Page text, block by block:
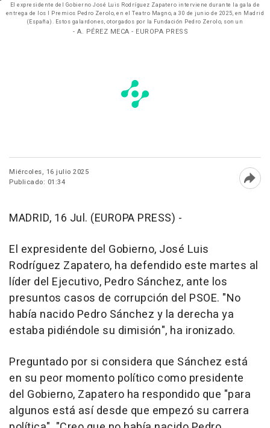
El expresidente del Gobierno José Luis Rodríguez Zapatero interviene durante la gala de
entrega de los I Premios Pedro Zerolo, en el Teatro Magno, a 30 de junio de 2025, en Madrid
(España). Estos galardones, otorgados por la Fundación Pedro Zerolo, son un
- A. PÉREZ MECA - EUROPA PRESS
Miércoles, 16 julio 2025
Publicado: 01:34
MADRID, 16 Jul. (EUROPA PRESS) -
El expresidente del Gobierno, José Luis
Rodríguez Zapatero, ha defendido este martes al
líder del Ejecutivo, Pedro Sánchez, ante los
presuntos casos de corrupción del PSOE. "No
había nacido Pedro Sánchez y la derecha ya
estaba pidiéndole su dimisión", ha ironizado.
Preguntado por si considera que Sánchez está
en su peor momento político como presidente
del Gobierno, Zapatero ha respondido que "para
algunos está así desde que empezó su carrera